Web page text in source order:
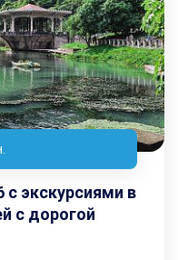
с экскурсиями в
с дорогой